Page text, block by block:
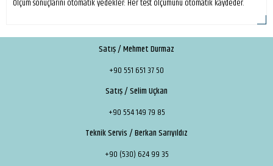
Ölçüm sonuçlarını otomatik yedekler: Her test ölçümünü otomatik kaydeder.
Satış / Mehmet Durmaz
+90 551 651 37 50
Satış / Selim Uçkan
+90 554 149 79 85
Teknik Servis / Berkan Sarıyıldız
+90 (530) 624 99 35